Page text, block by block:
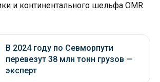
и континентального шельфа OMR
В 2024 году по Севморпути
перевезут 38 млн тонн грузов —
эксперт